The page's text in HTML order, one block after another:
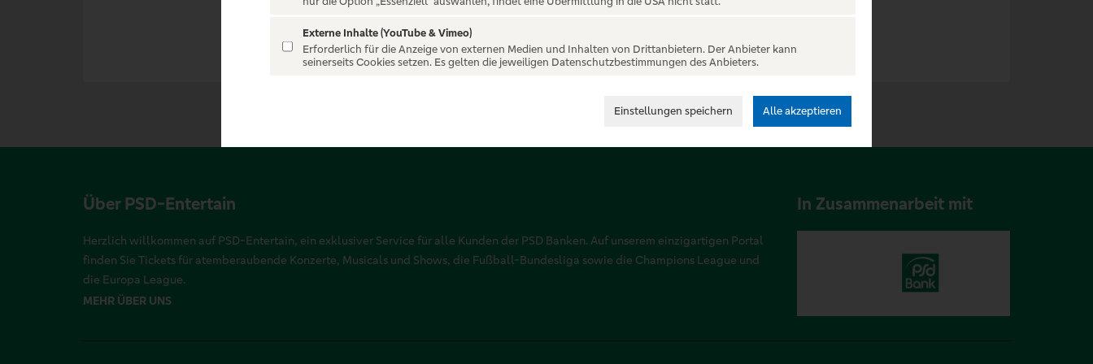
Über PSD-Entertain
Herzlich willkommen auf PSD-Entertain, ein exklusiver Service für alle Kunden der PSD Banken. Auf unserem einzigartigen Portal
finden Sie Tickets für atemberaubende Konzerte, Musicals und Shows, die Fußball-Bundesliga sowie die Champions League und
die Europa League.
MEHR ÜBER UNS
In Zusammenarbeit mit
Externe Inhalte (YouTube & Vimeo)
Erforderlich für die Anzeige von externen Medien und Inhalten von Drittanbietern. Der Anbieter kann
seinerseits Cookies setzen. Es gelten die jeweiligen Datenschutzbestimmungen des Anbieters.
Einstellungen speichern Alle akzeptieren